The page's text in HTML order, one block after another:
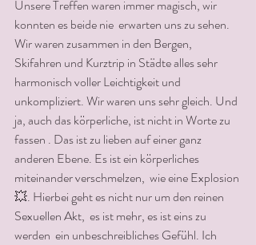
Unsere Treffen waren immer magisch, wir
konnten es beide nie  erwarten uns zu sehen.
Wir waren zusammen in den Bergen,
Skifahren und Kurztrip in Städte alles sehr
harmonisch voller Leichtigkeit und
unkompliziert. Wir waren uns sehr gleich. Und
ja, auch das körperliche, ist nicht in Worte zu
fassen . Das ist zu lieben auf einer ganz
anderen Ebene. Es ist ein körperliches
miteinander verschmelzen,  wie eine Explosion
💥. Hierbei geht es nicht nur um den reinen
Sexuellen Akt,  es ist mehr, es ist eins zu
werden  ein unbeschreibliches Gefühl. Ich